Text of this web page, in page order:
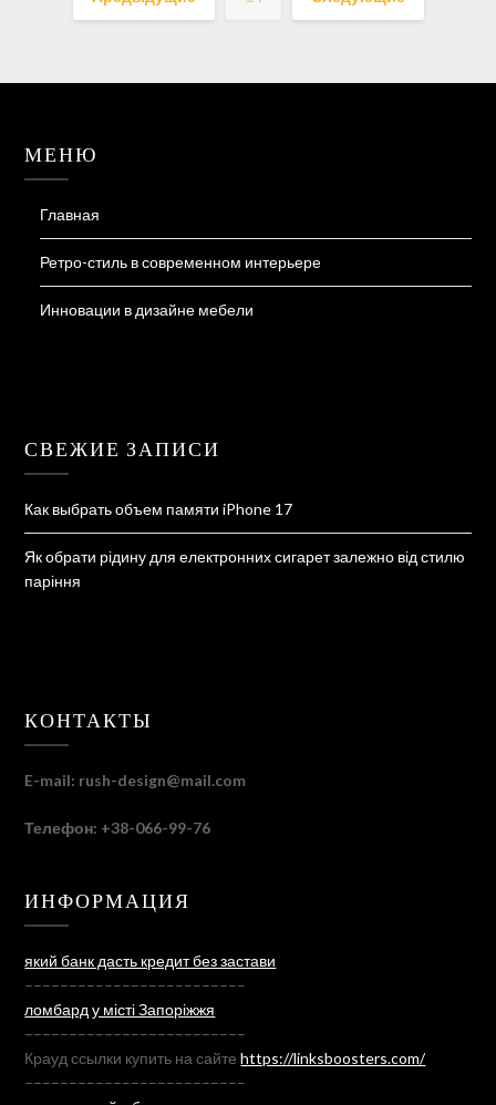
МЕНЮ
Главная
Ретро-стиль в современном интерьере
Инновации в дизайне мебели
СВЕЖИЕ ЗАПИСИ
Как выбрать объем памяти iPhone 17
Як обрати рідину для електронних сигарет залежно від стилю
паріння
КОНТАКТЫ
E-mail: rush-design@mail.com
Телефон: +38-066-99-76
ИНФОРМАЦИЯ
який банк дасть кредит без застави
–––––––––––––––––––––––––
ломбард у місті Запоріжжя
–––––––––––––––––––––––––
Крауд ссылки купить на сайтеhttps://linksboosters.com/
–––––––––––––––––––––––––